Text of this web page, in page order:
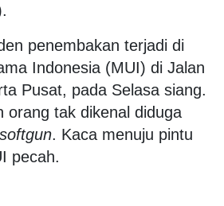
penembakan terjadi di
Indonesia (MUI) di Jalan
Pusat, pada Selasa siang.
orang tak dikenal diduga
. Kaca menuju pintu
pecah.